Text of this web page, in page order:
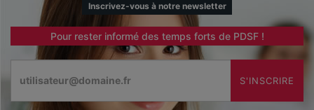
Inscrivez-vous à notre newsletter
Pour rester informé des temps forts de PDSF !
S'INSCRIRE